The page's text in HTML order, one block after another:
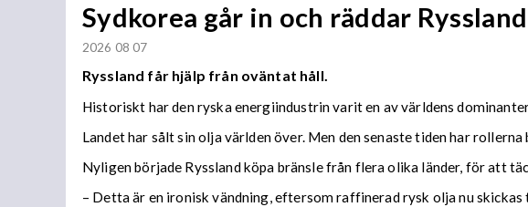
Sydkorea går in och räddar Ryssland
2026 08 07
Ryssland får hjälp från oväntat håll.
Historiskt har den ryska energiindustrin varit en av världens
Landet har sålt sin olja världen över. Men den senaste tiden har
Nyligen började Ryssland köpa bränsle från flera olika länder, för att
– Detta är en ironisk vändning, eftersom raffinerad rysk olja nu